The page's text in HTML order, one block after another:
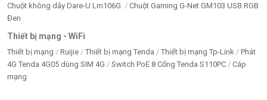
Chuột không dây Dare-U Lm106G
Chuột Gaming G-Net GM103 USB RGB
Đen
Thiết bị mạng - WiFi
Thiết bị mạng Ruijie Thiết bị mạng Tenda Thiết bị mạng Tp-Link
Phát
4G Tenda 4G05 dùng SIM 4G
Switch PoE 8 Cổng Tenda S110PC
Cáp
mạng